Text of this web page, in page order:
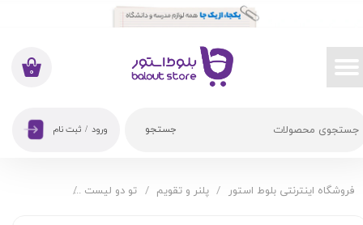
جستجو
۰
ورود / ثبت نام
حساب کاربری من
تغییر گذر واژه
فروشگاه اینترنتی بلوط استور پلنر و تقویم تو دو لیست